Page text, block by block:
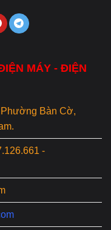
MÁY - ĐIỆN
Bàn Cờ,
-